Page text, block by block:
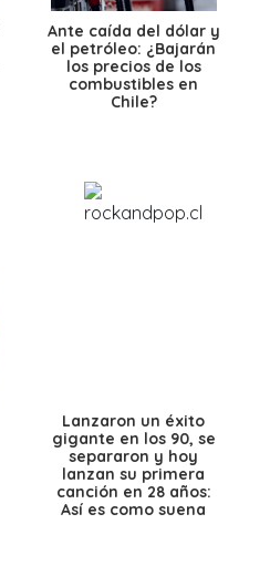
Ante caída del dólar y
el petróleo: ¿Bajarán
los precios de los
combustibles en
Chile?
Lanzaron un éxito
gigante en los 90, se
separaron y hoy
lanzan su primera
canción en 28 años:
Así es como suena